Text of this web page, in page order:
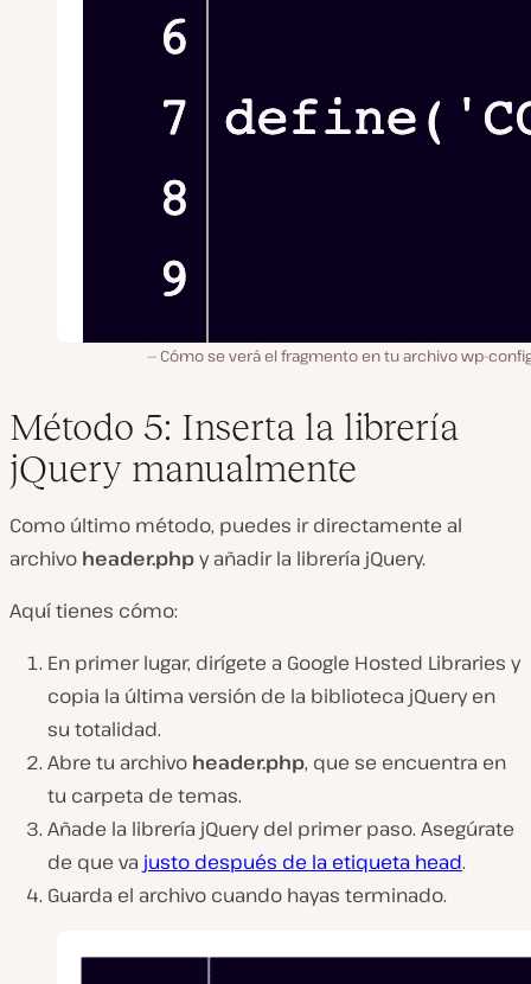
Cómo se verá el fragmento en tu archivo wp-
Método 5: Inserta la librería
jQuery manualmente
Como último método, puedes ir directamente al
archivo header.phpy añadir la librería jQuery.
Aquí tienes cómo:
En primer lugar, dirígete a Google Hosted Libraries y
copia la última versión de la biblioteca jQuery en
su totalidad.
Abre tu archivo header.php, que se encuentra en
tu carpeta de temas.
Añade la librería jQuery del primer paso. Asegúrate
de que va justo después de la etiqueta head.
Guarda el archivo cuando hayas terminado.